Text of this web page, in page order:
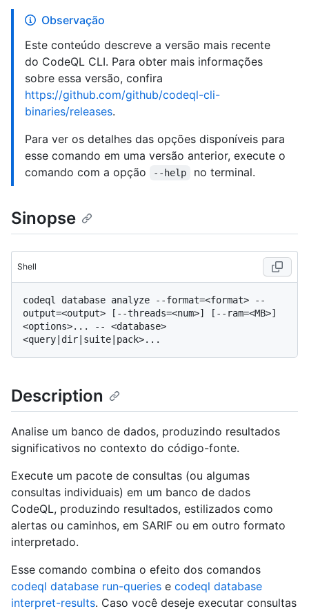
Observação
Este conteúdo descreve a versão mais recente
do CodeQL CLI. Para obter mais informações
sobre essa versão, confira
https://github.com/github/codeql-cli-
binaries/releases.
Para ver os detalhes das opções disponíveis para
esse comando em uma versão anterior, execute o
comando com a opção
--help no terminal.
Sinopse
Shell
codeql database analyze --format=<format> --
output=<output> [--threads=<num>] [--ram=<MB>]
<options>... -- <database>
Description
Analise um banco de dados, produzindo resultados
significativos no contexto do código-fonte.
Execute um pacote de consultas (ou algumas
consultas individuais) em um banco de dados
CodeQL, produzindo resultados, estilizados como
alertas ou caminhos, em SARIF ou em outro formato
interpretado.
Esse comando combina o efeito dos comandos
codeql database run-queries e codeql database
interpret-results. Caso você deseje executar consultas